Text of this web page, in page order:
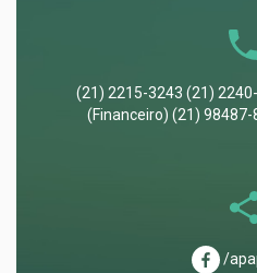
(21) 2215-3243 (21)
(Financeiro) (21)
/